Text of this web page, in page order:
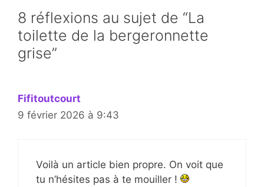
8 réflexions au sujet de “La
toilette de la bergeronnette
grise”
Fifitoutcourt
9 février 2026 à 9:43
Voilà un article bien propre. On voit que
tu n’hésites pas à te mouiller !